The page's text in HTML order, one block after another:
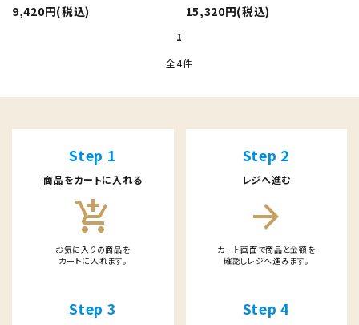
特定商取引法について
9,420円(税込)
15,320円(税込)
1
全4件
キーワード
カテゴリー
Step 1
商品をカートに入れる
add_shopping_cart
お気に入りの商品を
カートに入れます。
Step 2
レジへ進む
arrow_forward
カート画面で商品と金額を
確認しレジへ進みます。
Step 3 Step 4